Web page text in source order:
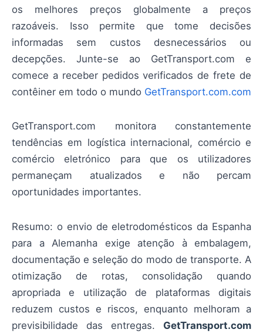
os melhores preços globalmente a preços
razoáveis. Isso permite que tome decisões
informadas sem custos desnecessários ou
decepções. Junte-se ao GetTransport.com e
comece a receber pedidos verificados de frete de
contêiner em todo o mundo GetTransport.com.com
GetTransport.com monitora constantemente
tendências em logística internacional, comércio e
comércio eletrónico para que os utilizadores
permaneçam atualizados e não percam
oportunidades importantes.
Resumo: o envio de eletrodomésticos da Espanha
para a Alemanha exige atenção à embalagem,
documentação e seleção do modo de transporte. A
otimização de rotas, consolidação quando
apropriada e utilização de plataformas digitais
reduzem custos e riscos, enquanto melhoram a
previsibilidade das entregas. GetTransport.com